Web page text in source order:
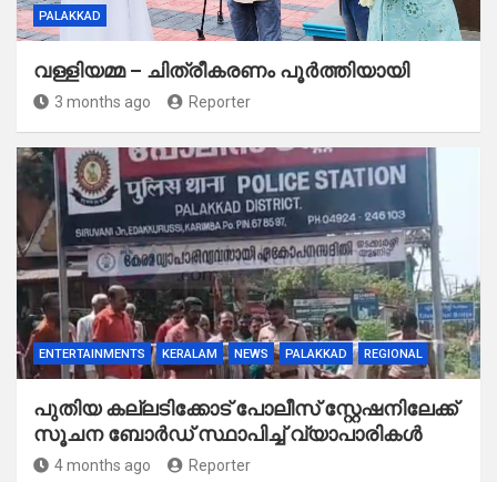
PALAKKAD
വള്ളിയമ്മ – ചിത്രീകരണം പൂർത്തിയായി
3 months ago Reporter
ENTERTAINMENTS KERALAM NEWS PALAKKAD REGIONAL
പുതിയ കല്ലടിക്കോട് പോലീസ് സ്റ്റേഷനിലേക്ക്
സൂചന ബോർഡ് സ്ഥാപിച്ച് വ്യാപാരികൾ
4 months ago Reporter